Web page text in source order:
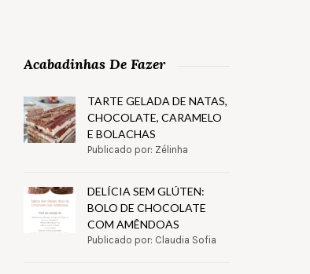
Acabadinhas De Fazer
TARTE GELADA DE NATAS,
CHOCOLATE, CARAMELO
E BOLACHAS
Publicado por: Zélinha
DELÍCIA SEM GLÚTEN:
BOLO DE CHOCOLATE
COM AMÊNDOAS
Publicado por: Claudia Sofia